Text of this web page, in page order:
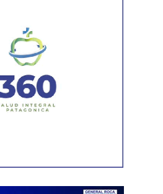
entre 12°C y 2°C.